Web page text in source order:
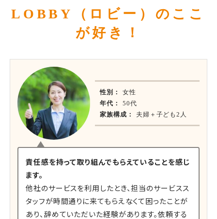
LOBBY（ロビー）のここ
が好き！
性別：
女性
年代：
50代
家族構成：
夫婦＋子ども2人
責任感を持って取り組んでもらえていることを感じ
ます。
他社のサービスを利用したとき、担当のサービスス
タッフが時間通りに来てもらえなくて困ったことが
あり、辞めていただいた経験があります。依頼する